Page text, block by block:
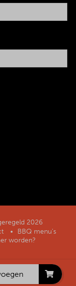
2026
BBQ menu’s
worden?